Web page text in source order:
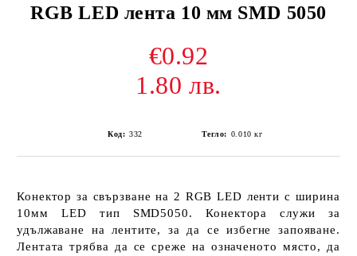
RGB LED лента 10 мм SMD 5050
€0.92
1.80 лв.
Код: 332 Тегло: 0.010 кг
Конектор за свързване на 2 RGB LED ленти с ширина
10мм LED тип SMD5050. Конектора служи за
удължаване на лентите, за да се избегне запояване.
Лентата трябва да се среже на означеното място, да